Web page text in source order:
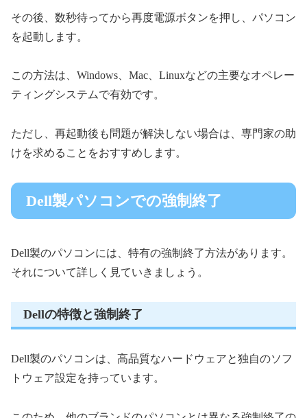
その後、数秒待ってから再度電源ボタンを押し、パソコン
を起動します。
この方法は、Windows、Mac、Linuxなどの主要なオペレー
ティングシステムで有効です。
ただし、再起動後も問題が解決しない場合は、専門家の助
けを求めることをおすすめします。
Dell製パソコンでの強制終了
Dell製のパソコンには、特有の強制終了方法があります。
それについて詳しく見ていきましょう。
Dellの特徴と強制終了
Dell製のパソコンは、高品質なハードウェアと独自のソフ
トウェア設定を持っています。